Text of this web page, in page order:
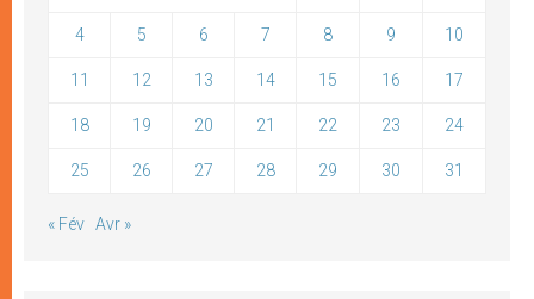
4 5 6 7 8 9 10
11 12 13 14 15 16 17
18 19 20 21 22 23 24
25 26 27 28 29 30 31
« Fév Avr »